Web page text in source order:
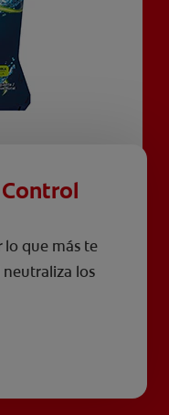
lo que más te
neutraliza los